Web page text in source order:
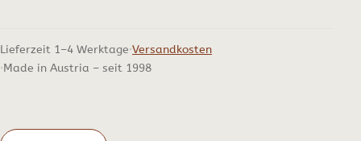
Lieferzeit 1–4 Werktage Versandkosten
Made in Austria – seit 1998